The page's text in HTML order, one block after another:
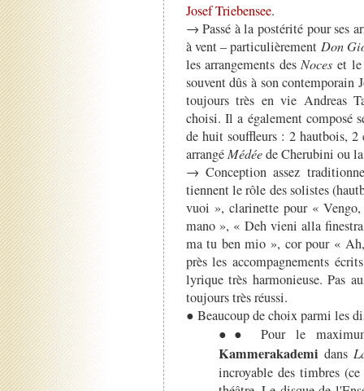
Josef Triebensee.
→ Passé à la postérité pour ses
à vent – particulièrement Don
les arrangements desNoceset
souvent dûs à son contemporain
toujours très en vie Andreas
choisi. Il a également composé
de huit souffleurs : 2 hautbois, 2
arrangé Médéede Cherubini ou
→ Conception assez
tiennent le rôle des solistes
vuoi », clarinette pour «
mano », « Deh vieni alla
ma tu ben mio », cor pour «
près les accompagnements
lyrique très harmonieuse. Pas
toujours très réussi.
● Beaucoup de choix parmi les
●● Pour le
Kammerakademi dans
incroyable des timbres